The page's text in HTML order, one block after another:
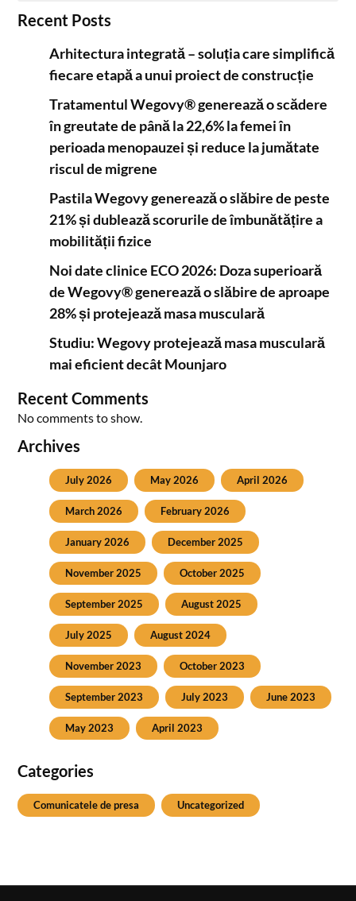
Recent Posts
Arhitectura integrată – soluția care simplifică
fiecare etapă a unui proiect de construcție
Tratamentul Wegovy® generează o scădere
în greutate de până la 22,6% la femei în
perioada menopauzei și reduce la jumătate
riscul de migrene
Pastila Wegovy generează o slăbire de peste
21% și dublează scorurile de îmbunătățire a
mobilității fizice
Noi date clinice ECO 2026: Doza superioară
de Wegovy® generează o slăbire de aproape
28% și protejează masa musculară
Studiu: Wegovy protejează masa musculară
mai eficient decât Mounjaro
Recent Comments
No comments to show.
Archives
July 2026 May 2026 April 2026
March 2026 February 2026
January 2026 December 2025
November 2025 October 2025
September 2025 August 2025
July 2025 August 2024
November 2023 October 2023
September 2023 July 2023 June 2023
May 2023 April 2023
Categories
Comunicatele de presa Uncategorized